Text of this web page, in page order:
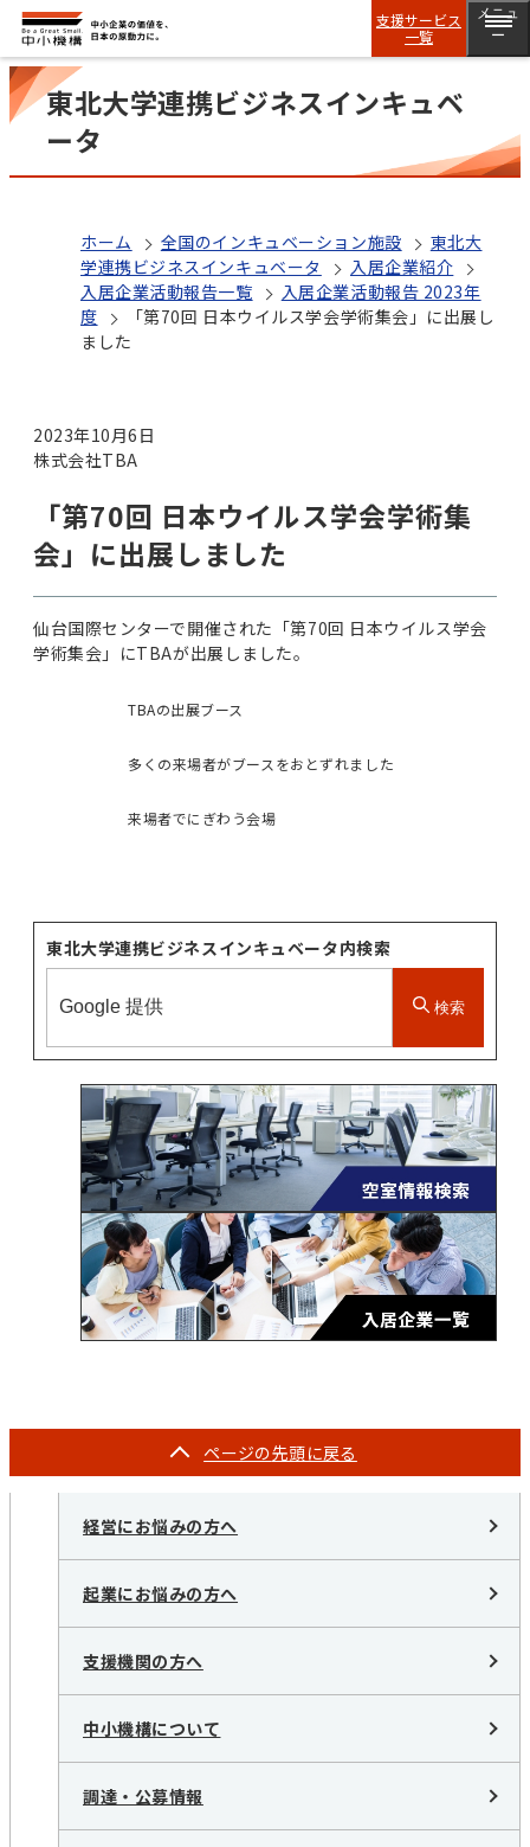
支援サービス
一覧
メニュ
ー
東北大学連携ビジネスインキュベ
ータ
ホーム 全国のインキュベーション施設
東北大
学連携ビジネスインキュベータ
入居企業紹介
入居企業活動報告一覧
入居企業活動報告 2023年
度
「第70回 日本ウイルス学会学術集会」に出展し
ました
2023年10月6日
株式会社TBA
「第70回 日本ウイルス学会学術集
会」に出展しました
仙台国際センターで開催された「第70回 日本ウイルス学会
学術集会」にTBAが出展しました。
TBAの出展ブース
多くの来場者がブースをおとずれました
来場者でにぎわう会場
東北大学連携ビジネスインキュベータ内検索
検索
ページの先頭に戻る
経営にお悩みの方へ
起業にお悩みの方へ
支援機関の方へ
中小機構について
調達・公募情報